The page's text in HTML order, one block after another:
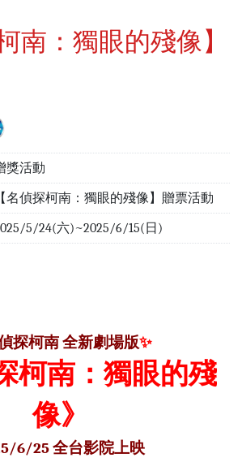
南：獨眼的殘像】
獎活動
【名偵探柯南：獨眼的殘像】贈票活動
5/24(六)~2025/6/15(日)
探柯南 全新劇場版✨
柯南：獨眼的殘
像》
6/25 全台影院上映